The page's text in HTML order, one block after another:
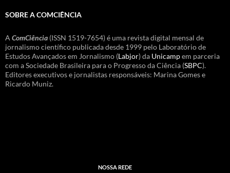
SOBRE A COMCIÊNCIA
A ComCiência (ISSN 1519-7654) é uma revista digital mensal de
jornalismo científico publicada desde 1999 pelo Laboratório de
Estudos Avançados em Jornalismo (Labjor) da Unicampem parceria
com a Sociedade Brasileira para o Progresso da Ciência (SBPC).
Editores executivos e jornalistas responsáveis: Marina Gomes e
Ricardo Muniz.
NOSSA REDE